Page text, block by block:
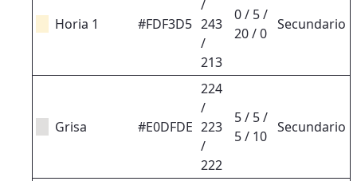
Horia 1 #FDF3D5
/
243
/
213
0 / 5 /
20 / 0
Secundario
Grisa #E0DFDE
224
/
223
/
222
5 / 5 /
5 / 10
Secundario